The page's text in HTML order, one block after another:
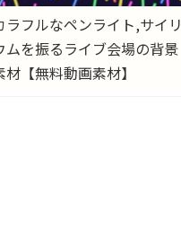
ラフルなペンライト,サイリ
ムを振るライブ会場の背景
材【無料動画素材】